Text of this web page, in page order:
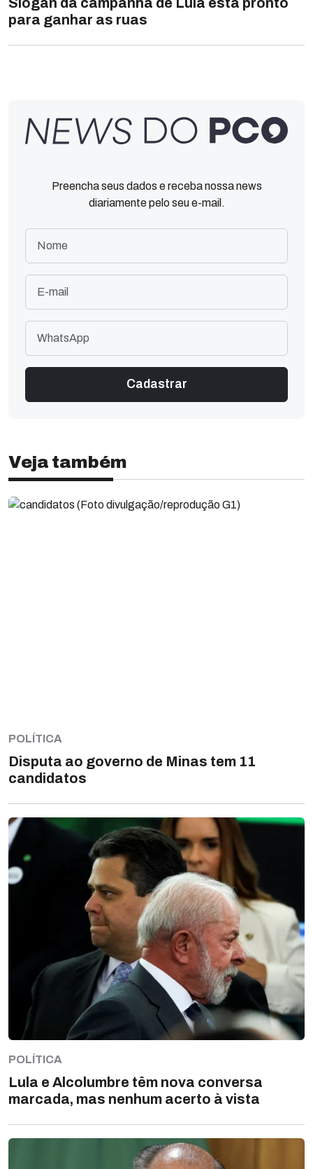
para ganhar as ruas
Preencha seus dados e receba nossa news
diariamente pelo seu e-mail.
Veja também
POLÍTICA
Disputa ao governo de Minas tem 11
candidatos
POLÍTICA
Lula e Alcolumbre têm nova conversa
marcada, mas nenhum acerto à vista